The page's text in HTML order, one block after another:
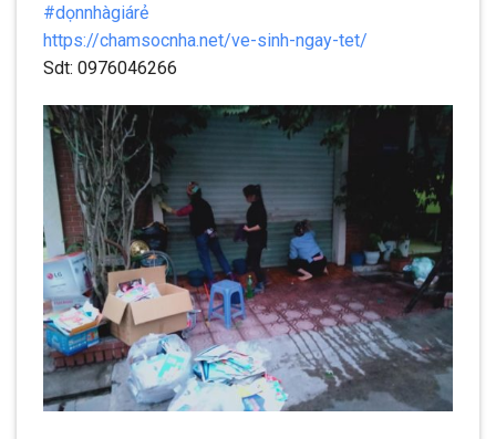
#dọnnhàgiárẻ
https://chamsocnha.net/ve-sinh-ngay-tet/
Sdt: 0976046266